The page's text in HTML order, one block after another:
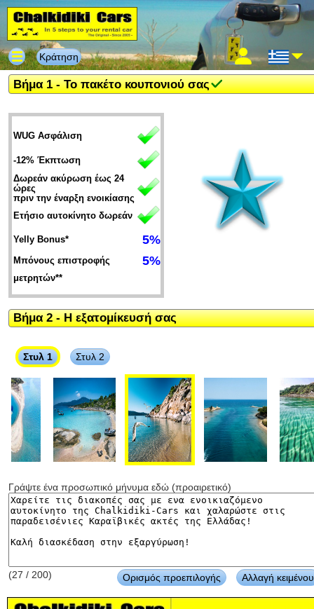
Κράτηση
Βήμα 1 - Το πακέτο κουπονιού σας
WUG Ασφάλιση
-12% Έκπτωση
Δωρεάν ακύρωση έως 24
ώρες
πριν την έναρξη ενοικίασης
Ετήσιο αυτοκίνητο δωρεάν
Yelly Bonus*
5%
5%
Μπόνους επιστροφής
μετρητών**
Βήμα 2 - Η εξατομίκευσή σας
Στυλ 1 Στυλ 2
Γράψτε ένα προσωπικό μήνυμα εδώ (προαιρετικό)
(27 / 200) Ορισμός προεπιλογής Αλλαγή κειμένου